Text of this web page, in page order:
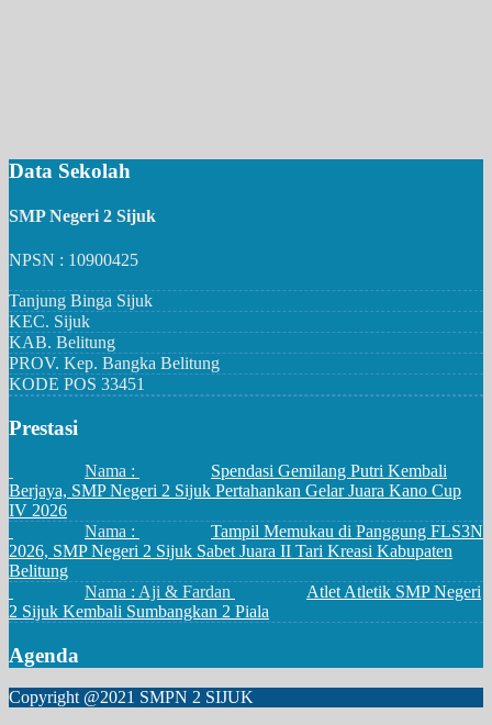
Data Sekolah
SMP Negeri 2 Sijuk
NPSN : 10900425
Tanjung Binga Sijuk
KEC. Sijuk
KAB. Belitung
PROV. Kep. Bangka Belitung
KODE POS 33451
Prestasi
Nama :
Spendasi Gemilang Putri Kembali
Berjaya, SMP Negeri 2 Sijuk Pertahankan Gelar Juara Kano Cup
IV 2026
Nama :
Tampil Memukau di Panggung FLS3N
2026, SMP Negeri 2 Sijuk Sabet Juara II Tari Kreasi Kabupaten
Belitung
Nama : Aji & Fardan
Atlet Atletik SMP Negeri
2 Sijuk Kembali Sumbangkan 2 Piala
Agenda
Copyright @2021 SMPN 2 SIJUK